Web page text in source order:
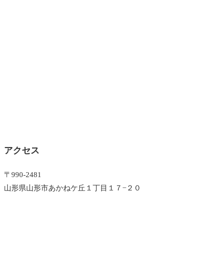
アクセス
〒990-2481
山形県山形市あかねケ丘１丁目１７−２０